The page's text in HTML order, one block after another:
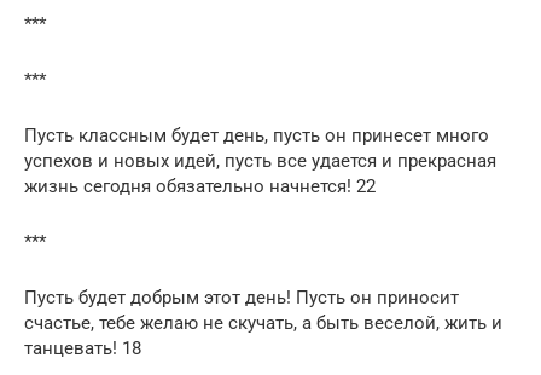
***
***
Пусть классным будет день, пусть он принесет много
успехов и новых идей, пусть все удается и прекрасная
жизнь сегодня обязательно начнется! 22
***
Пусть будет добрым этот день! Пусть он приносит
счастье, тебе желаю не скучать, а быть веселой, жить и
танцевать! 18